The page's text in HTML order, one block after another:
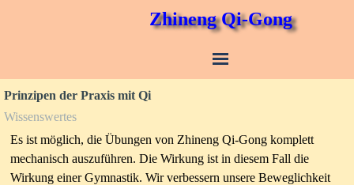
Zhineng Qi-Gong
Prinzipen der Praxis mit Qi
Wissenswertes
Es ist möglich, die Übungen von Zhineng Qi-Gong komplett
mechanisch auszuführen. Die Wirkung ist in diesem Fall die
Wirkung einer Gymnastik. Wir verbessern unsere Beweglichkeit